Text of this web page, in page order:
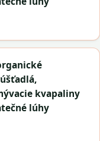
kvapaliny
lúhy